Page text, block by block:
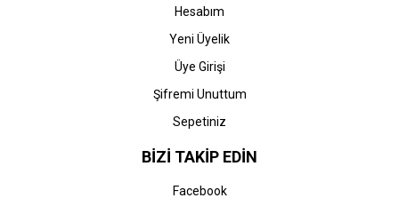
Hesabım
Yeni Üyelik
Üye Girişi
Şifremi Unuttum
Sepetiniz
BİZİ TAKİP EDİN
Facebook